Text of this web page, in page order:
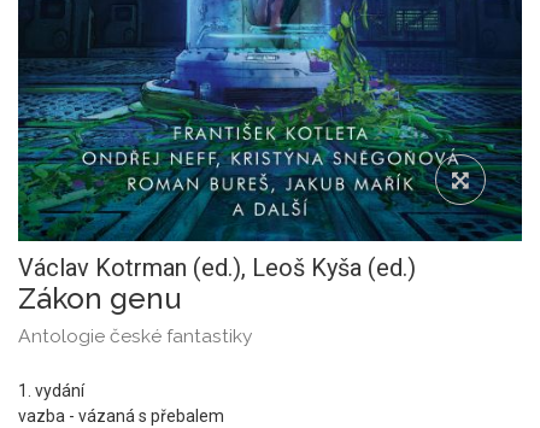
Václav Kotrman (ed.), Leoš Kyša (ed.)
Zákon genu
Antologie české fantastiky
1. vydání
vazba - vázaná s přebalem